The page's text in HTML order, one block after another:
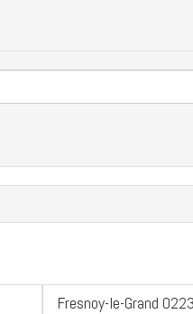
Fresnoy-le-Grand